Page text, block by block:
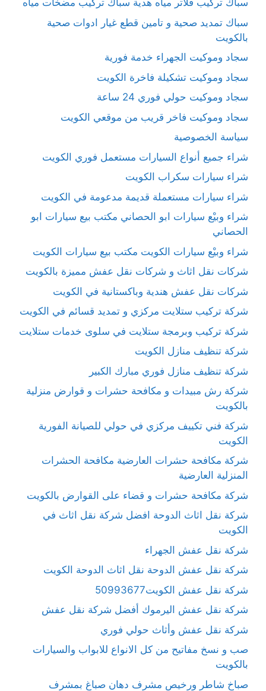
سباك تركيب فلاتر مياه هدية سباك تركيب مضخات مياه
سباك تمديد صحية و تامين قطع غيار ادوات صحية
بالكويت
سجاد وموكيت الجهراء خدمة فورية
سجاد وموكيت تشكيلة فاخرة الكويت
سجاد وموكيت حولي فوري 24 ساعة
سجاد وموكيت فاخر قريب من موقعي الكويت
سياسة الخصوصية
شراء جميع أنواع السيارات مستعمل فوري الكويت
شراء سيارات سكراب الكويت
شراء سيارات مستعملة قديمة مدعومة في الكويت
شراء وبيْع سيارات ابو الحصاني مكتب بيع سيارات ابو
الحصاني
شراء وبيْع سيارات الكويت مكتب بيع سيارات الكويت
شركات نقل اثاث و شركات نقل عفش مميزة بالكويت
شركات نقل عفش هندية وباكستانية في الكويت
شركة تركيب ستلايت مركزي و تمديد قسائم في الكويت
شركة تركيب وبرمجة ستلايت في سلوى خدمات ستلايت
شركة تنظيف منازل الكويت
شركة تنظيف منازل فوري مبارك الكبير
شركة رش مبيدات و مكافحة حشرات و قوارض منزلية
بالكويت
شركة فني تكييف مركزي في حولي للصيانة الفورية
الكويت
شركة مكافحة حشرات العارضية مكافحة الحشرات
المنزلية العارضية
شركة مكافحة حشرات و قضاء على القوارض بالكويت
شركة نقل اثاث الدوحة افضل شركة نقل اثاث في
الكويت
شركة نقل عفش الجهراء
شركة نقل عفش الدوحة نقل اثاث الدوحة الكويت
شركة نقل عفش الكويت50993677
شركة نقل عفش اليرموك أفضل شركة نقل عفش
شركة نقل عفش وأثاث حولي فوري
صب و نسخ مفاتيح من كل الانواع للابواب والسيارات
بالكويت
صباخ شاطر ورخيص مشرف دهان صباغ بمشرف